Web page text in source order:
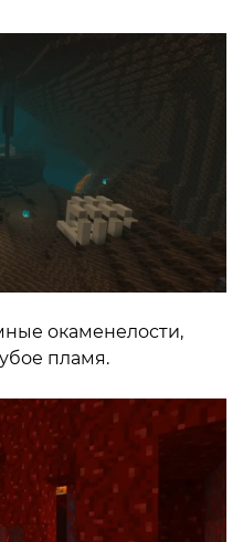
окаменелости,
пламя.